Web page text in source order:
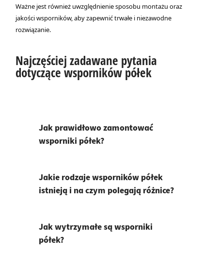
Ważne jest również uwzględnienie sposobu montażu oraz
jakości wsporników, aby zapewnić trwałe i niezawodne
rozwiązanie.
Najczęściej zadawane pytania
dotyczące wsporników półek
Jak prawidłowo zamontować
wsporniki półek?
Jakie rodzaje wsporników półek
istnieją i na czym polegają różnice?
Jak wytrzymałe są wsporniki
półek?